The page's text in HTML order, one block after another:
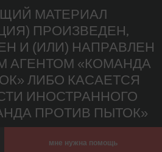
МАТЕРИАЛ
ПРОИЗВЕДЕН,
И (ИЛИ) НАПРАВЛЕН
АГЕНТОМ «КОМАНДА
ЛИБО КАСАЕТСЯ
ИНОСТРАННОГО
ПРОТИВ ПЫТОК»
мне нужна помощь